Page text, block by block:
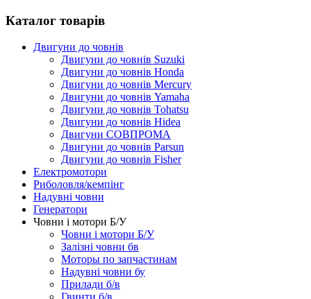
Каталог товарів
Двигуни до човнів
Двигуни до човнів Suzuki
Двигуни до човнів Honda
Двигуни до човнів Mercury
Двигуни до човнів Yamaha
Двигуни до човнів Tohatsu
Двигуни до човнів Hidea
Двигуни СОВПРОМА
Двигуни до човнів Parsun
Двигуни до човнів Fisher
Електромотори
Риболовля/кемпінг
Надувні човни
Генератори
Човни і мотори Б/У
Човни і мотори Б/У
Залізні човни бв
Моторы по запчастинам
Надувні човни бу
Прилади б/в